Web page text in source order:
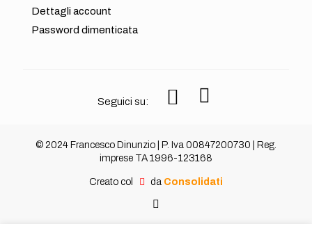
Dettagli account
Password dimenticata
Seguici su:
© 2024 Francesco Dinunzio | P. Iva 00847200730 | Reg.
imprese TA 1996-123168
Creato col da Consolidati